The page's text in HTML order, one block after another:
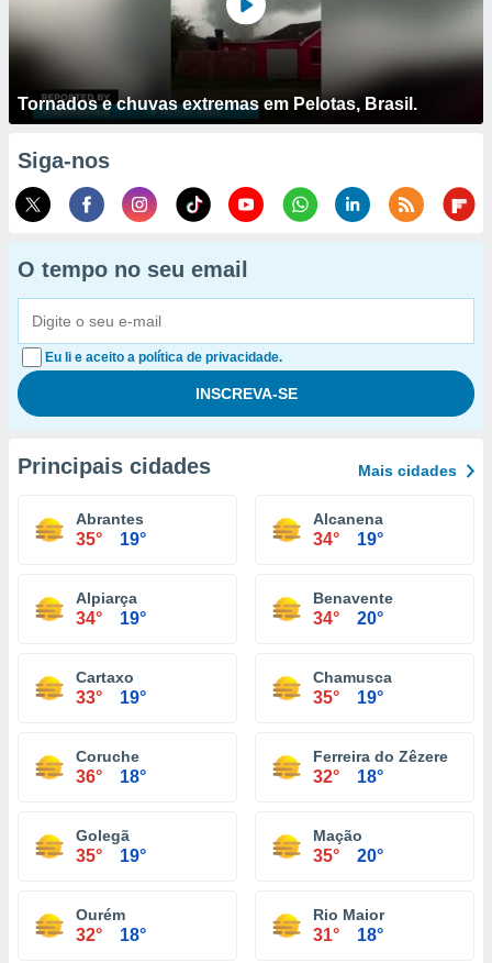
Tornados e chuvas extremas em Pelotas, Brasil.
Siga-nos
O tempo no seu email
Eu li e aceito a política de privacidade.
Principais cidades Mais cidades
Abrantes
35° 19°
Alcanena
34° 19°
Alpiarça
34° 19°
Benavente
34° 20°
Cartaxo
33° 19°
Chamusca
35° 19°
Coruche
36° 18°
Ferreira do Zêzere
32° 18°
Golegã
35° 19°
Mação
35° 20°
Ourém
32° 18°
Rio Maior
31° 18°